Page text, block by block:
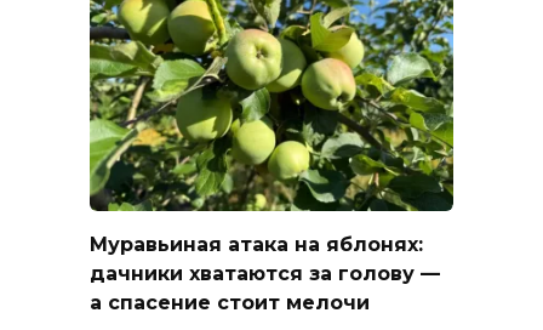
Муравьиная атака на яблонях:
дачники хватаются за голову —
а спасение стоит мелочи